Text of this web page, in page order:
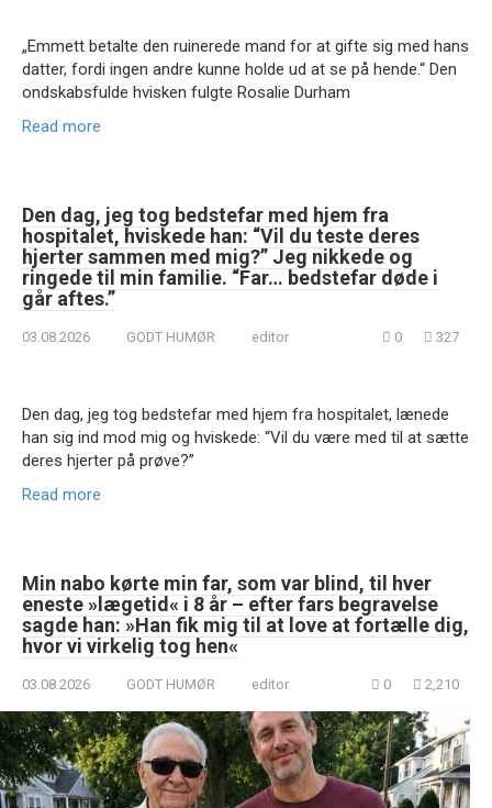
„Emmett betalte den ruinerede mand for at gifte sig med hans
datter, fordi ingen andre kunne holde ud at se på hende.“ Den
ondskabsfulde hvisken fulgte Rosalie Durham
Read more
Den dag, jeg tog bedstefar med hjem fra
hospitalet, hviskede han: “Vil du teste deres
hjerter sammen med mig?” Jeg nikkede og
ringede til min familie. “Far… bedstefar døde i
går aftes.”
03.08.2026 GODT HUMØR editor 0 327
Den dag, jeg tog bedstefar med hjem fra hospitalet, lænede
han sig ind mod mig og hviskede: “Vil du være med til at sætte
deres hjerter på prøve?”
Read more
Min nabo kørte min far, som var blind, til hver
eneste »lægetid« i 8 år – efter fars begravelse
sagde han: »Han fik mig til at love at fortælle dig,
hvor vi virkelig tog hen«
03.08.2026 GODT HUMØR editor 0 2,210